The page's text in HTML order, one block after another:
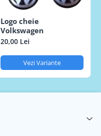
Logo cheie
Volkswagen
20,00 Lei
Vezi Variante